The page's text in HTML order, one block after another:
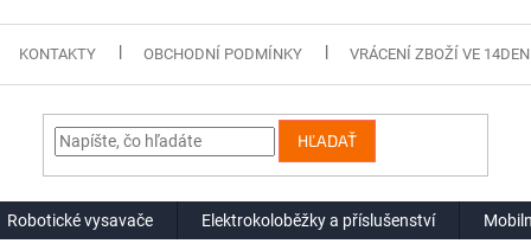
KONTAKTY OBCHODNÍ PODMÍNKY VRÁCENÍ ZBOŽÍ VE
HĽADAŤ
Robotické vysavače Elektrokoloběžky a příslušenství